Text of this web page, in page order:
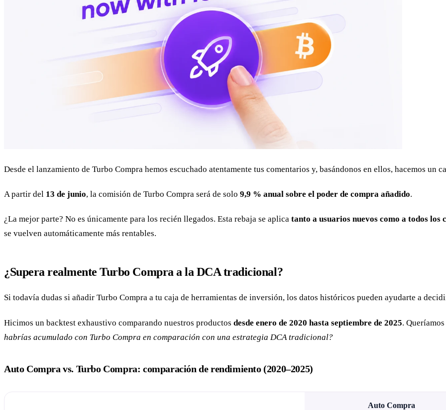
Desde el lanzamiento de Turbo Compra hemos escuchado atentamente tus comentarios y, basándonos en ellos, hacemos un
A partir del 13 de junio, la comisión de Turbo Compra será de solo 9,9 % anual sobre el poder de compra añadido.
¿La mejor parte? No es únicamente para los recién llegados. Esta rebaja se aplica tanto a usuarios nuevos como a todos los
se vuelven automáticamente más rentables.
¿Supera realmente Turbo Compra a la DCA tradicional?
Si todavía dudas si añadir Turbo Compra a tu caja de herramientas de inversión, los datos históricos pueden ayudarte a
Hicimos un backtest exhaustivo comparando nuestros productos desde enero de 2020 hasta septiembre de 2025.
habrías acumulado con Turbo Compra en comparación con una estrategia DCA tradicional?
Auto Compra vs. Turbo Compra: comparación de rendimiento (2020–2025)
Auto Compra